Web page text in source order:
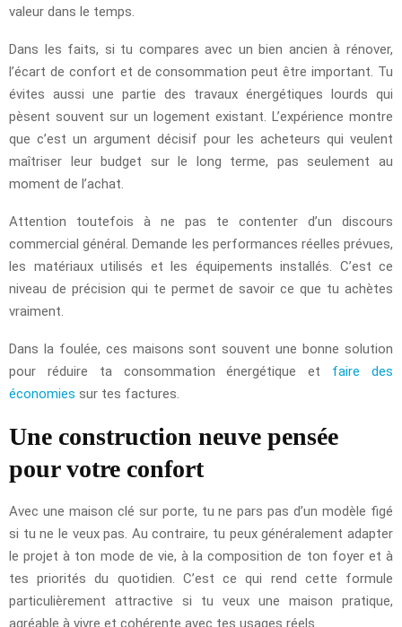
valeur dans le temps.
Dans les faits, si tu compares avec un bien ancien à rénover,
l’écart de confort et de consommation peut être important. Tu
évites aussi une partie des travaux énergétiques lourds qui
pèsent souvent sur un logement existant. L’expérience montre
que c’est un argument décisif pour les acheteurs qui veulent
maîtriser leur budget sur le long terme, pas seulement au
moment de l’achat.
Attention toutefois à ne pas te contenter d’un discours
commercial général. Demande les performances réelles prévues,
les matériaux utilisés et les équipements installés. C’est ce
niveau de précision qui te permet de savoir ce que tu achètes
vraiment.
Dans la foulée, ces maisons sont souvent une bonne solution
pour réduire ta consommation énergétique et faire des
économies sur tes factures.
Une construction neuve pensée
pour votre confort
Avec une maison clé sur porte, tu ne pars pas d’un modèle figé
si tu ne le veux pas. Au contraire, tu peux généralement adapter
le projet à ton mode de vie, à la composition de ton foyer et à
tes priorités du quotidien. C’est ce qui rend cette formule
particulièrement attractive si tu veux une maison pratique,
agréable à vivre et cohérente avec tes usages réels.